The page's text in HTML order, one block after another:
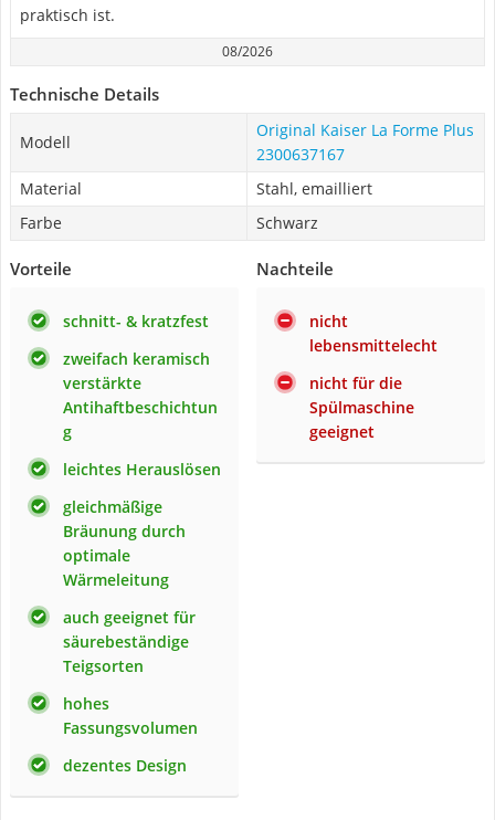
praktisch ist.
08/2026
Technische Details
Modell
Original Kaiser La Forme Plus
2300637167
Material
Stahl, emailliert
Farbe
Schwarz
Vorteile
schnitt- & kratzfest
zweifach keramisch
verstärkte
Antihaftbeschichtun
g
leichtes Herauslösen
gleichmäßige
Bräunung durch
optimale
Wärmeleitung
auch geeignet für
säurebeständige
Teigsorten
hohes
Fassungsvolumen
dezentes Design
Nachteile
nicht
lebensmittelecht
nicht für die
Spülmaschine
geeignet